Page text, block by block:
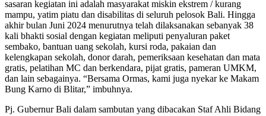
sasaran kegiatan ini adalah masyarakat miskin ekstrem / kurang
mampu, yatim piatu dan disabilitas di seluruh pelosok Bali. Hingga
akhir bulan Juni 2024 menurutnya telah dilaksanakan sebanyak 38
kali bhakti sosial dengan kegiatan meliputi penyaluran paket
sembako, bantuan uang sekolah, kursi roda, pakaian dan
kelengkapan sekolah, donor darah, pemeriksaan kesehatan dan mata
gratis, pelatihan MC dan berkendara, pijat gratis, pameran UMKM,
dan lain sebagainya. “Bersama Ormas, kami juga nyekar ke Makam
Bung Karno di Blitar,” imbuhnya.
Pj. Gubernur Bali dalam sambutan yang dibacakan Staf Ahli Bidang